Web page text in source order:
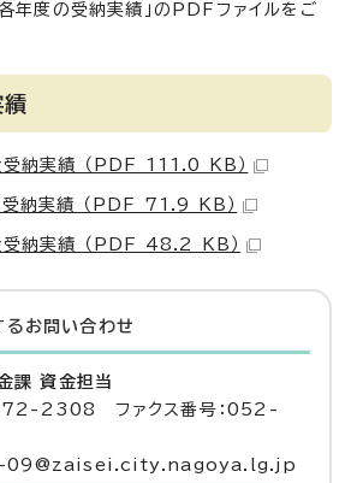
年度の受納実績」のPDFファイルをご
納実績 （PDF 111.0 KB）
納実績 （PDF 71.9 KB）
納実績 （PDF 48.2 KB）
る お問い合わせ
課 資金担当
2308 ファクス番号：052-
09@zaisei.city.nagoya.lg.jp